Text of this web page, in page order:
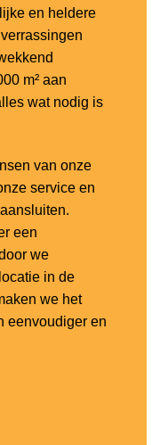
en heldere
m² aan
wat nodig is
van onze
service en
een
we
in de
we het
eenvoudiger en